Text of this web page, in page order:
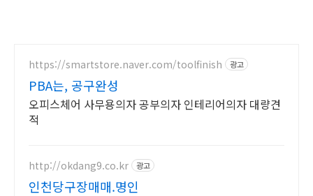
https://smartstore.naver.com/toolfinish 광고
PBA는, 공구완성
오피스체어 사무용의자 공부의자 인테리어의자 대량견
적
http://okdang9.co.kr 광고
인천당구장매매.명인